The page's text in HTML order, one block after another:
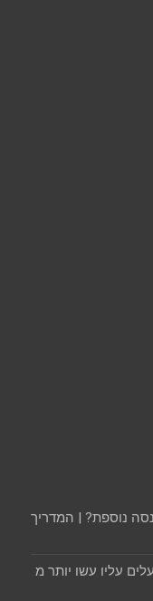
נוספת? | המדריך
שפועלים עליו עשו יותר מ